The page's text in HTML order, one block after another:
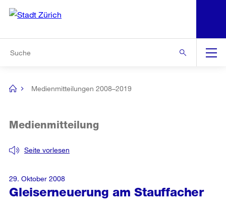
Navigation
[no
Medienmitteilungen 2008–2019
Gleiserneuerung am Stauffacher
Seite vorlesen
Medienmitteilung
29. Oktober 2008